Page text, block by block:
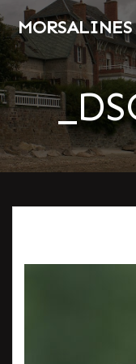
MORSALINES